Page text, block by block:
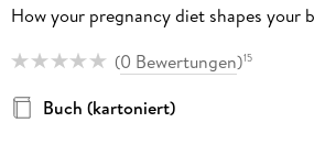
How your pregnancy diet shapes your
(0 Bewertungen)15
Buch (kartoniert)